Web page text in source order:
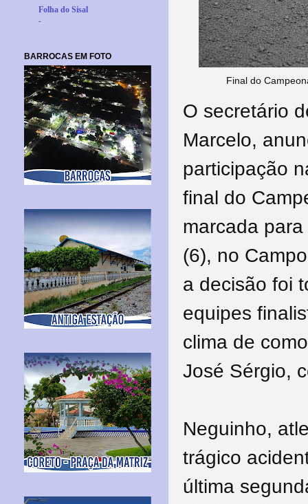
Final do
O secretário
Marcelo,
participação
final do
marcada
(6), no
a decisão foi
equipes
clima de
José Sérgio,
Neguinho,
trágico
última
Folha do Sisal
-
BARROCAS EM FOTO